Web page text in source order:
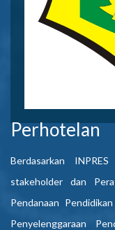
Perhotelan
Berdasarkan
stakeholder dan
Pendanaan
Penyelenggaraan